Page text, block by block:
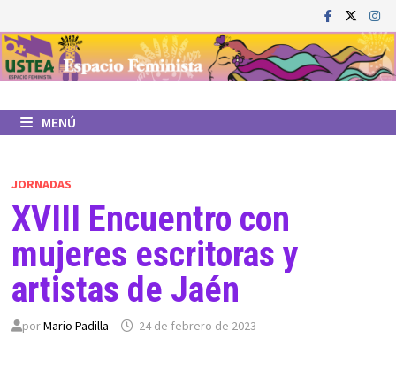
al
contenido
MENÚ
JORNADAS
XVIII Encuentro con
mujeres escritoras y
artistas de Jaén
porMario Padilla 24 de febrero de 2023